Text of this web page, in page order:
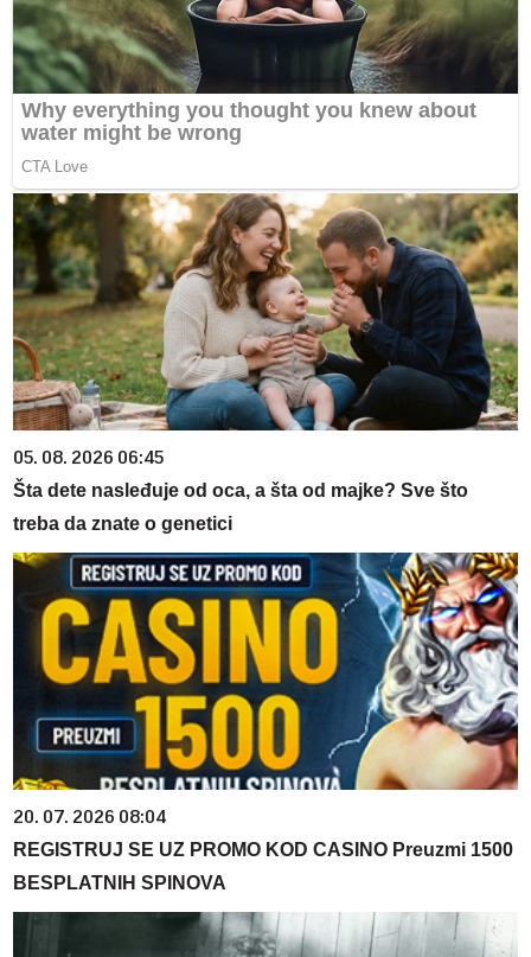
05. 08. 2026 06:45
Šta dete nasleđuje od oca, a šta od majke? Sve što
treba da znate o genetici
20. 07. 2026 08:04
REGISTRUJ SE UZ PROMO KOD CASINO Preuzmi 1500
BESPLATNIH SPINOVA